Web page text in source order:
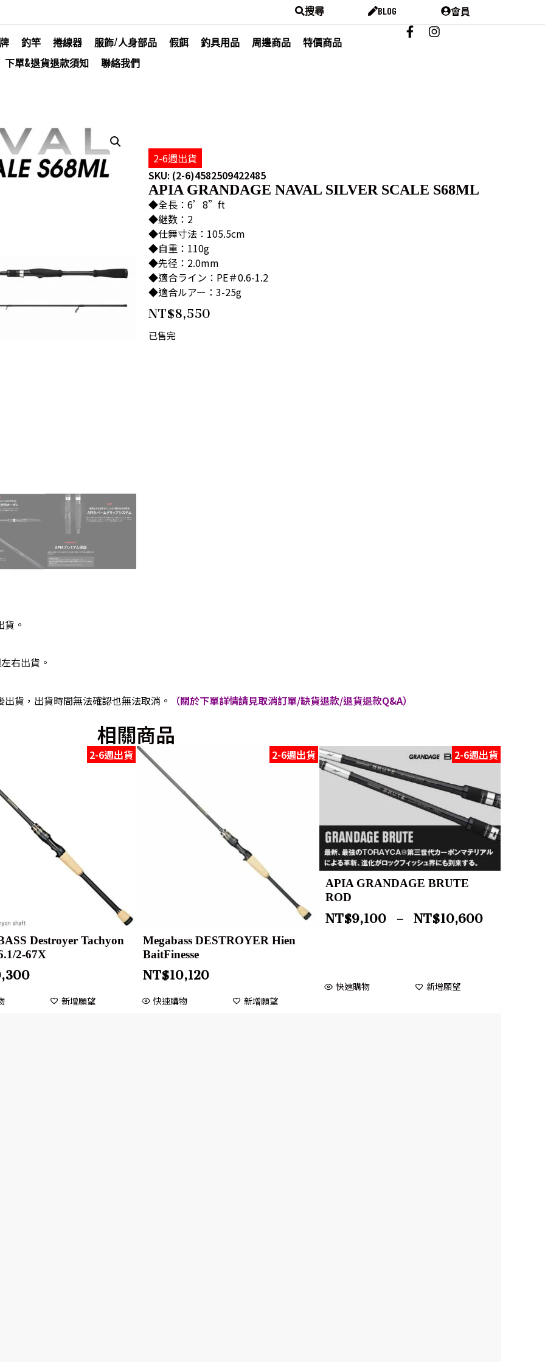
搜尋 BLOG 會員
釣竿 捲線器 服飾/人身部品 假餌 釣具用品 周邊商品
特價商品
下單&退貨退款須知
聯絡我們
2-6週出貨
SKU: (2-6)4582509422485
APIA GRANDAGE NAVAL SILVER SCALE S68ML
◆全長：6’8”ft
◆継数：2
◆仕舞寸法：105.5cm
◆自重：110g
◆先径：2.0mm
◆適合ライン：PE＃0.6-1.2
◆適合ルアー：3-25g
NT$8,550
已售完
。
右出貨。
貨，出貨時間無法確認也無法取消。 （關於下單詳情請見取消訂單/缺貨退款/退貨退款Q&A）
相關商品
2-6週出貨
Destroyer Tachyon
2-67X
新增願望
2-6週出貨
Megabass DESTROYER Hien
BaitFinesse
NT$10,120
快速購物 新增願望
2-6週出貨
APIA GRANDAGE BRUTE
ROD
NT$9,100 – NT$10,600
快速購物 新增願望